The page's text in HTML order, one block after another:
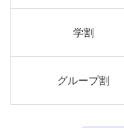
学割
グループ割